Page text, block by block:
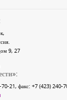
,
.
9, 27
»:
21, факс: +7 (423) 240-